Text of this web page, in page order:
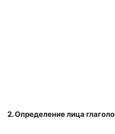
2. Определение лица